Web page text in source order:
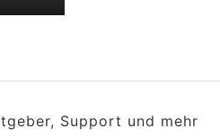
Support und mehr